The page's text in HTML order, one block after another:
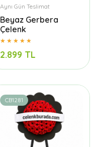
Aynı Gün Teslimat
Beyaz Gerbera
Çelenk
2.899 TL
CB1281